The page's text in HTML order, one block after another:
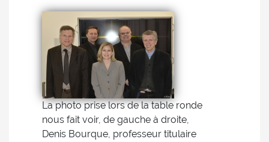
La photo prise lors de la table ronde
nous fait voir, de gauche à droite,
Denis Bourque, professeur titulaire